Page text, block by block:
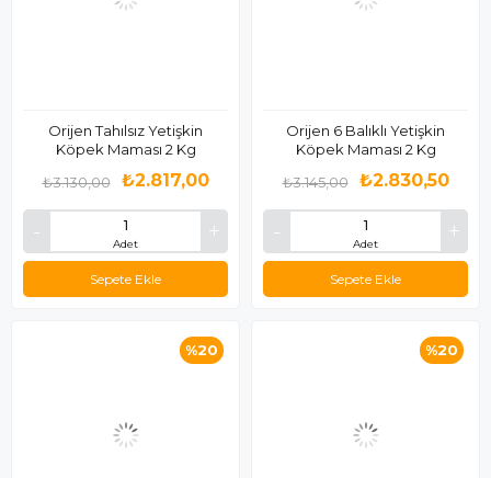
Orijen Tahılsız Yetişkin
Köpek Maması 2 Kg
Adet
₺2.817,00
₺3.130,00
Sepete Ekle
Orijen 6 Balıklı Yetişkin
Köpek Maması 2 Kg
Adet
₺2.830,50
₺3.145,00
Sepete Ekle
%20 %20